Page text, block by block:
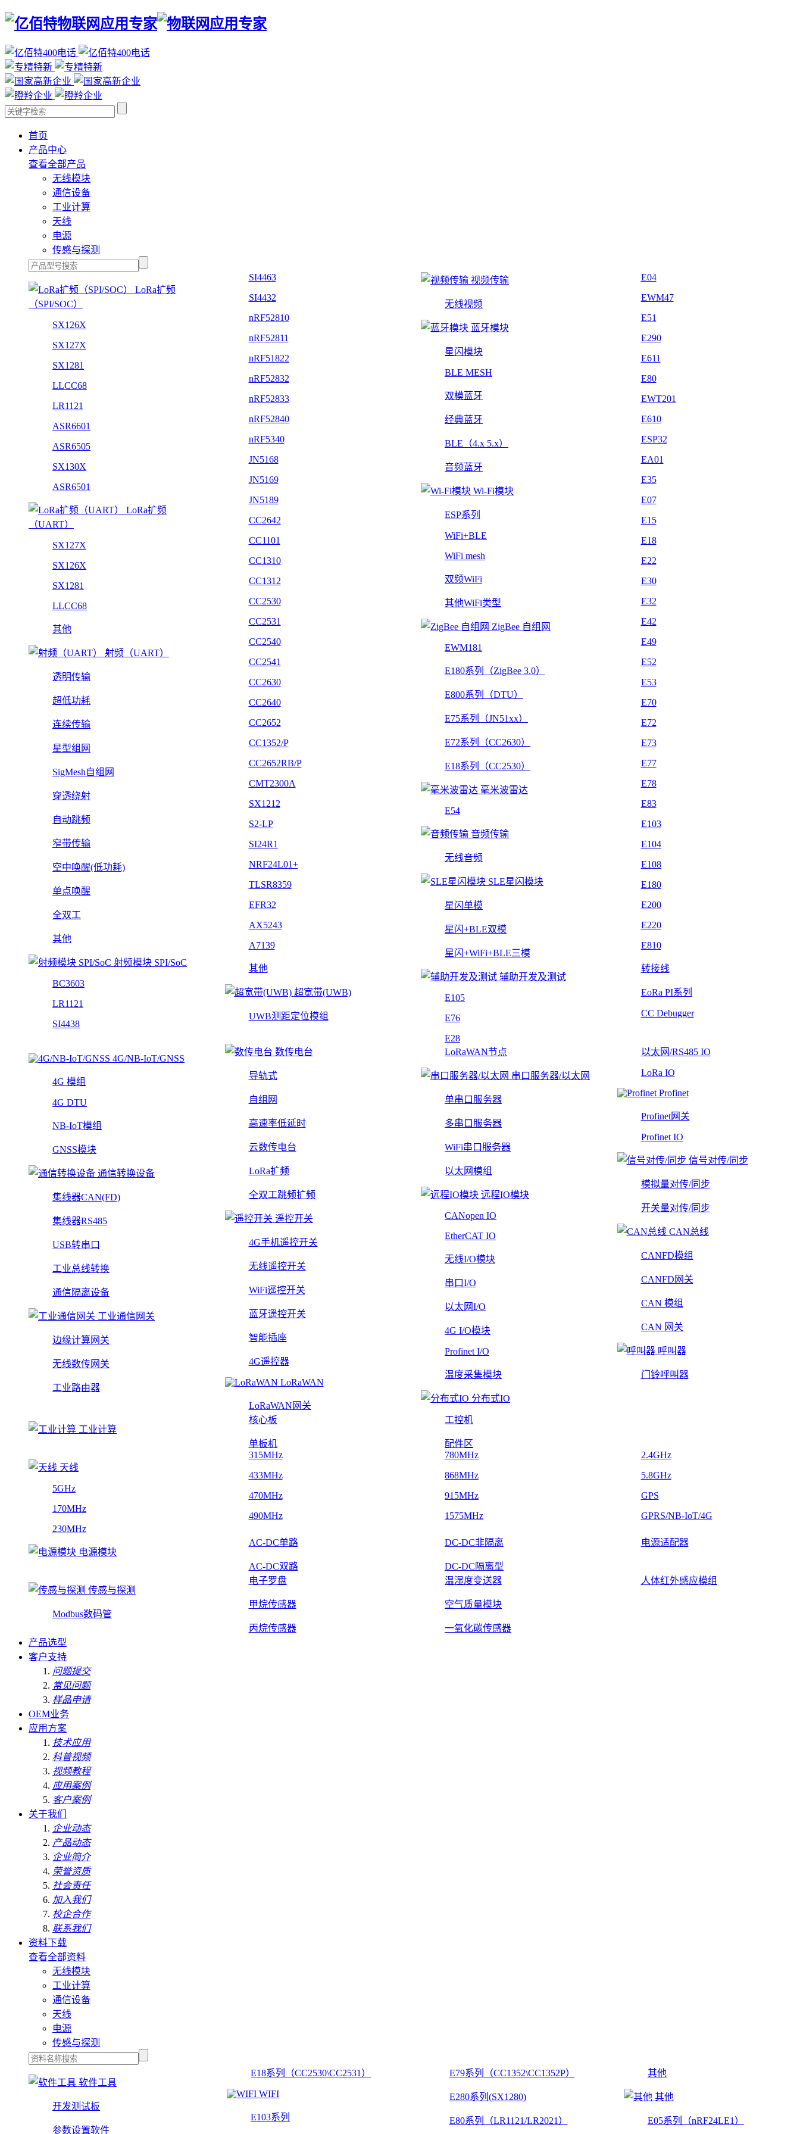
首页
产品中心
查看全部产品
无线模块
通信设备
工业计算
天线
电源
传感与探测
LoRa扩频
（SPI/SOC）
SX126X
SX127X
SX1281
LLCC68
LR1121
ASR6601
ASR6505
SX130X
ASR6501
LoRa扩频
（UART）
SX127X
SX126X
SX1281
LLCC68
其他
射频（UART）
透明传输
超低功耗
连续传输
星型组网
SigMesh自组网
穿透绕射
自动跳频
窄带传输
空中唤醒(低功耗)
单点唤醒
全双工
其他
射频模块 SPI/SoC
BC3603
LR1121
SI4438
SI4463
SI4432
nRF52810
nRF52811
nRF51822
nRF52832
nRF52833
nRF52840
nRF5340
JN5168
JN5169
JN5189
CC2642
CC1101
CC1310
CC1312
CC2530
CC2531
CC2540
CC2541
CC2630
CC2640
CC2652
CC1352/P
CC2652RB/P
CMT2300A
SX1212
S2-LP
SI24R1
NRF24L01+
TLSR8359
EFR32
AX5243
A7139
其他
超宽带(UWB)
UWB测距定位模组
视频传输
无线视频
蓝牙模块
星闪模块
BLE MESH
双模蓝牙
经典蓝牙
BLE（4.x 5.x）
音频蓝牙
Wi-Fi模块
ESP系列
WiFi+BLE
WiFi mesh
双频WiFi
其他WiFi类型
ZigBee 自组网
EWM181
E180系列（ZigBee 3.0）
E800系列（DTU）
E75系列（JN51xx）
E72系列（CC2630）
E18系列（CC2530）
毫米波雷达
E54
音频传输
无线音频
SLE星闪模块
星闪单模
星闪+BLE双模
星闪+WiFi+BLE三模
辅助开发及测试
E105
E76
E28
E04
EWM47
E51
E290
E611
E80
EWT201
E610
ESP32
EA01
E35
E07
E15
E18
E22
E30
E32
E42
E49
E52
E53
E70
E72
E73
E77
E78
E83
E103
E104
E108
E180
E200
E220
E810
转接线
EoRa PI系列
CC Debugger
4G/NB-IoT/GNSS
4G 模组
4G DTU
NB-IoT模组
GNSS模块
通信转换设备
集线器CAN(FD)
集线器RS485
USB转串口
工业总线转换
通信隔离设备
工业通信网关
边缘计算网关
无线数传网关
工业路由器
数传电台
导轨式
自组网
高速率低延时
云数传电台
LoRa扩频
全双工跳频扩频
遥控开关
4G手机遥控开关
无线遥控开关
WiFi遥控开关
蓝牙遥控开关
智能插座
4G遥控器
LoRaWAN
LoRaWAN网关
LoRaWAN节点
串口服务器/以太网
单串口服务器
多串口服务器
WiFi串口服务器
以太网模组
远程IO模块
CANopen IO
EtherCAT IO
无线I/O模块
串口I/O
以太网I/O
4G I/O模块
Profinet I/O
温度采集模块
分布式IO
以太网/RS485 IO
LoRa IO
Profinet
Profinet网关
Profinet IO
信号对传/同步
模拟量对传/同步
开关量对传/同步
CAN总线
CANFD模组
CANFD网关
CAN 模组
CAN 网关
呼叫器
门铃呼叫器
工业计算
核心板
单板机
工控机
配件区
天线
5GHz
170MHz
230MHz
315MHz
433MHz
470MHz
490MHz
780MHz
868MHz
915MHz
1575MHz
2.4GHz
5.8GHz
GPS
GPRS/NB-IoT/4G
电源模块
AC-DC单路
AC-DC双路
DC-DC非隔离
DC-DC隔离型
电源适配器
传感与探测
Modbus数码管
电子罗盘
甲烷传感器
丙烷传感器
温湿度变送器
空气质量模块
一氧化碳传感器
人体红外感应模组
产品选型
客户支持
问题提交
常见问题
样品申请
OEM业务
应用方案
技术应用
科普视频
视频教程
应用案例
客户案例
关于我们
企业动态
产品动态
企业简介
荣誉资质
社会责任
加入我们
校企合作
联系我们
资料下载
查看全部资料
无线模块
工业计算
通信设备
天线
电源
传感与探测
软件工具
开发测试板
参数设置软件
E18系列（CC2530\CC2531）
WIFI
E103系列
E79系列（CC1352\CC1352P）
E280系列(SX1280)
E80系列（LR1121/LR2021）
其他
其他
E05系列（nRF24LE1）